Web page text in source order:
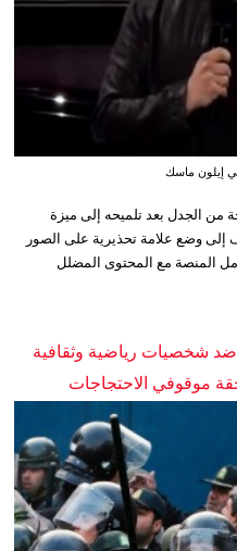
إيلون ماسك
من الجدل بعد تلميحه إلى ميزة
إلى وضع علامة تحذيرية على الصور
المنصة مع المحتوى المضلل
ضد شخصيات رياضية وثقافية
موقوفي الاحتجاجات